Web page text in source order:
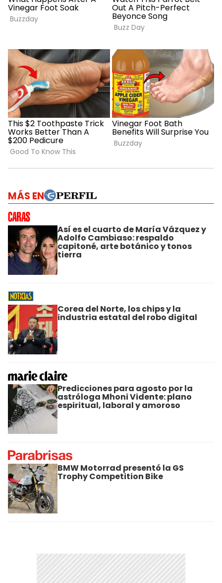
MÁS EN
Así es el cuarto de María Vázquez y
Adolfo Cambiaso: respaldo
capitoné, arte botánico y tonos
tierra
Corea del Norte, los chips y la
industria estatal del robo digital
Predicciones para agosto por la
astróloga Mhoni Vidente: plano
espiritual, laboral y amoroso
BMW Motorrad presentó la GS
Trophy Competition Bike